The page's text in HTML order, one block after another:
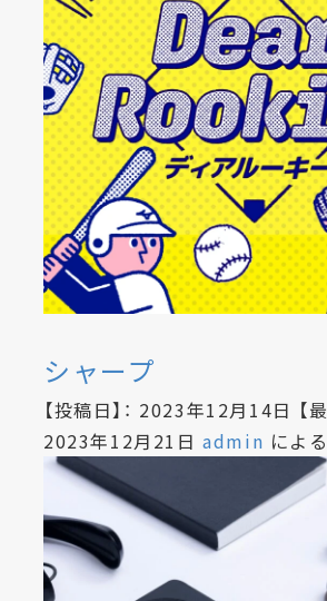
シャープ
【投稿日】： 2023年12月14日 【
2023年12月21日 admin によ